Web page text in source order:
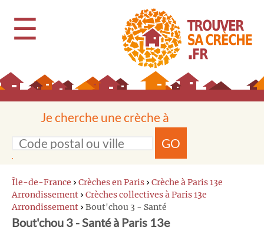
☰
Je cherche une crèche à
GO
Île-de-France › Crèches en Paris › Crèche à Paris 13e
Arrondissement › Crèches collectives à Paris 13e
Arrondissement › Bout'chou 3 - Santé
Bout'chou 3 - Santé à Paris 13e